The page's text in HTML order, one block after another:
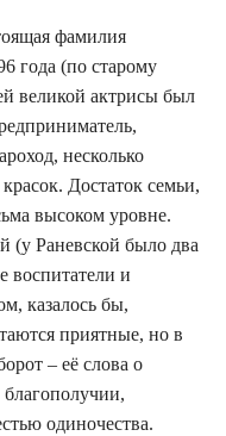
фамилия
года (по старому
великой актрисы был
несколько
Достаток семьи,
высоком уровне.
(у Раневской было два
воспитатели и
казалось бы,
приятные, но в
– её слова о
одиночества.